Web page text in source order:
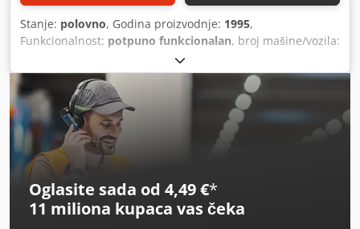
Stanje: polovno, Godina proizvodnje: 1995,
Funkcionalnost: potpuno funkcionalan, broj mašine/vozila:
, Bobinirka pogodna za
proizvodnju niskonaponskih transformatora, namotaja,
elektromagneta i različitih tipova linearnih namotaja.
Crjdoy Enk Ijpfx Alysf
Oglasite sada od 4,49 €*
11 miliona kupaca vas čeka